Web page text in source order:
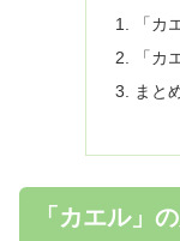
「カ
「カ
まと
「カエル」